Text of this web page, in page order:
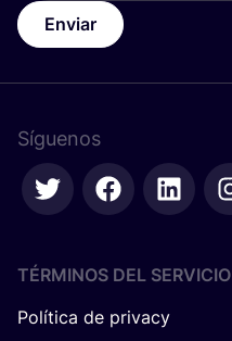
Enviar
Síguenos
TÉRMINOS DEL SERVICIO
Política de privacy